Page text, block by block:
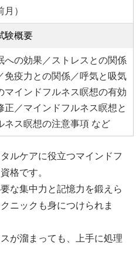
）
験概要
への効果／ストレスとの関係
免疫力との関係／呼気と吸気
インドフルネス瞑想の有効
／マインドフルネス瞑想と
ネス瞑想の注意事項 など
ルケアに役立つマインドフ
格です。
な集中力と記憶力を鍛えら
ニックも身につけられま
が溜まっても、上手に処理